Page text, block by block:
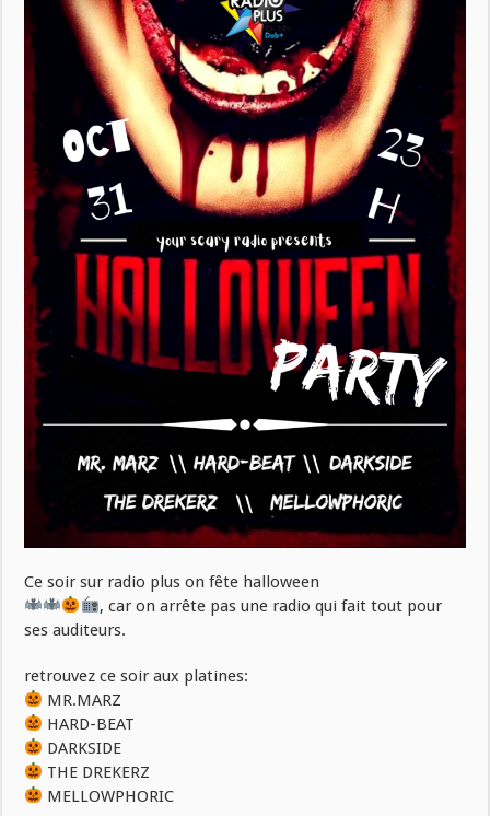
Ce soir sur radio plus on fête halloween
, car on arrête pas une radio qui fait tout pour
ses auditeurs.
retrouvez ce soir aux platines:
MR.MARZ
HARD-BEAT
DARKSIDE
THE DREKERZ
MELLOWPHORIC